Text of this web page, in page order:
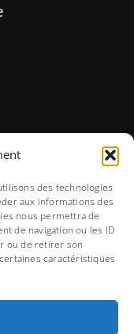
des technologies
aux informations des
nous permettra de
de navigation ou les ID
ou de retirer son
caractéristiques